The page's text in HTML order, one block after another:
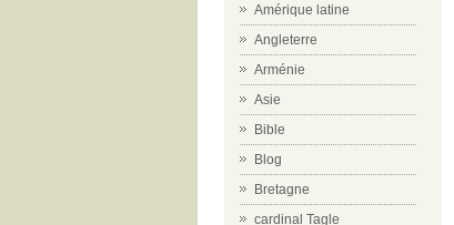
Amérique latine
Angleterre
Arménie
Asie
Bible
Blog
Bretagne
cardinal Tagle